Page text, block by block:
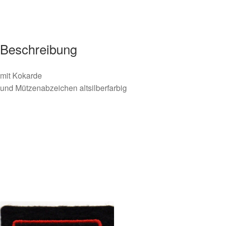
Beschreibung
mit Kokarde
und Mützenabzeichen altsilberfarbig